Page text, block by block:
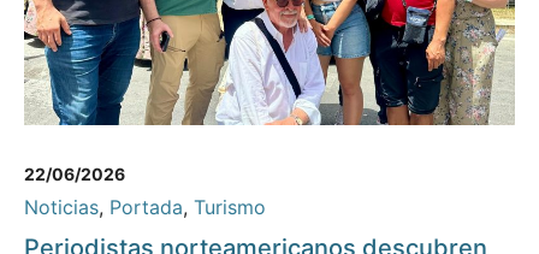
22/06/2026
Noticias, Portada, Turismo